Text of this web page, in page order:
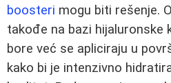
boosteri mogu biti rešenje.
takođe na bazi hijaluronske
bore već se apliciraju u
kako bi je intenzivno